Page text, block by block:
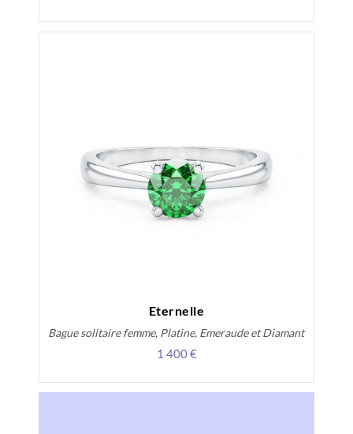
Eternelle
Bague solitaire femme, Platine, Emeraude et Diamant
1 400 €